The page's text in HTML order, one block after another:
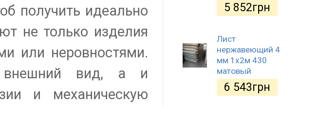
получить идеально
не только изделия
или неровностями.
внешний вид, а и
и механическую
5 852грн
Лист
нержавеющий 4
мм 1х2м 430
матовый
6 543грн